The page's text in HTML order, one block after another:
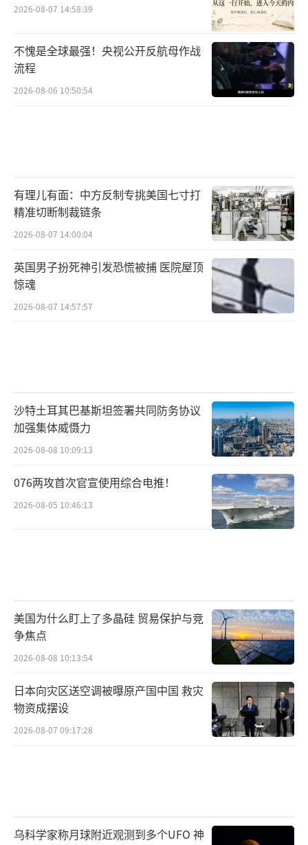
2026-08-07 14:58:39
不愧是全球最强！央视公开反航母作战
流程
2026-08-06 10:50:54
有理儿有面：中方反制专挑美国七寸打
精准切断制裁链条
2026-08-07 14:00:04
英国男子扮死神引发恐慌被捕 医院屋顶
惊魂
2026-08-07 14:57:57
沙特土耳其巴基斯坦签署共同防务协议
加强集体威慑力
2026-08-08 10:09:13
076两攻首次官宣使用综合电推！
2026-08-05 10:46:13
美国为什么盯上了多晶硅 贸易保护与竞
争焦点
2026-08-08 10:13:54
日本向灾区送空调被曝原产国中国 救灾
物资成摆设
2026-08-07 09:17:28
乌科学家称月球附近观测到多个UFO 神